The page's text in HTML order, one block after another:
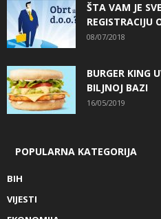
ŠTA VAM JE
REGISTRACIJU
08/07/2018
BURGER KING
BILJNOJ BAZI
16/05/2019
POPULARNA KATEGORIJA
BIH
VIJESTI